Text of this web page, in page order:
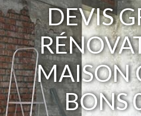
DEVIS
MAISON
BONS